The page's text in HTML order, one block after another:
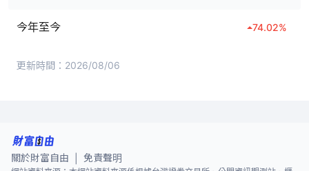
今年至今 74.02%
更新時間： 2026/08/06
關於財富自由 免責聲明